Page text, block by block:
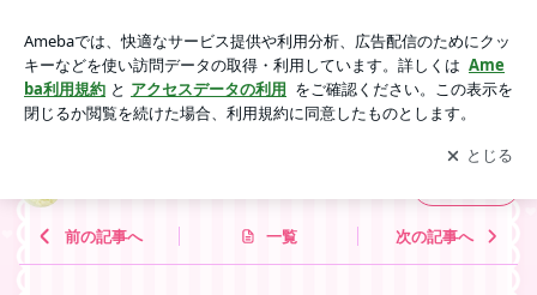
ー》 | 型にはまったお菓子なお茶の時間
アプリをダウンロードして ブログの更新通知
を受け取りまし
ょう。
開く
前の記事へ 一覧 次の記事へ